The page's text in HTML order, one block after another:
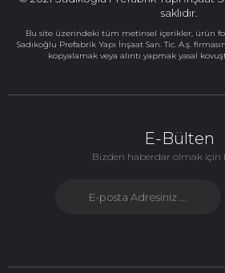
saklıdır.
Bu site üzerindeki tüm metinsel içerikler, ürün
Sadıkoğlu Prefabrik Yapı İnşaat San. Tic. A.ş.
kopyalamak veya alıntı yapmak yasal
E-Bülten
Bizden haberdar olmak için